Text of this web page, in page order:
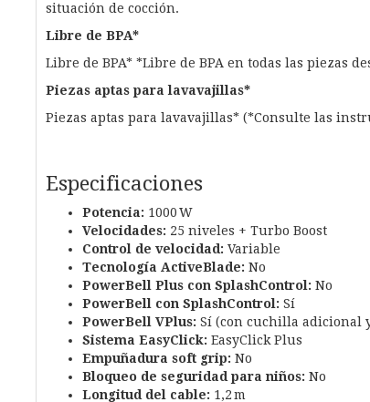
situación de cocción.
Libre de BPA*
Libre de BPA* *Libre de BPA en todas las piezas
Piezas aptas para lavavajillas*
Piezas aptas para lavavajillas* (*Consulte las
Especificaciones
Potencia: 1000 W
Velocidades: 25 niveles + Turbo Boost
Control de velocidad: Variable
Tecnología ActiveBlade: No
PowerBell Plus con SplashControl: No
PowerBell con SplashControl: Sí
PowerBell VPlus: Sí (con cuchilla adicional
Sistema EasyClick: EasyClick Plus
Empuñadura soft grip: No
Bloqueo de seguridad para niños: No
Longitud del cable: 1,2 m